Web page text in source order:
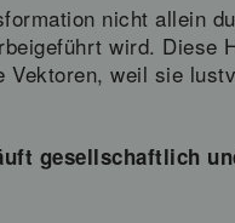
nicht allein
wird.
weil sie
gesellschaftlich